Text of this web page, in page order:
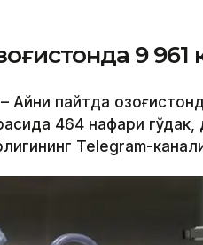
9
Айни пайтда
464 нафари
Telegram-